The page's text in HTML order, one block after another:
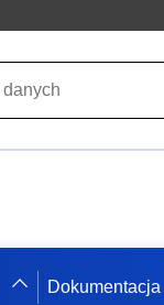
Dokumentacja